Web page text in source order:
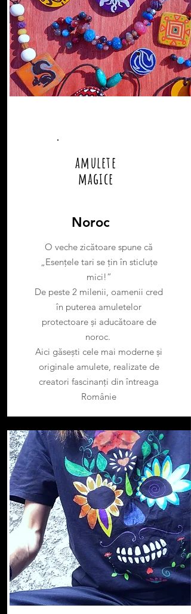
amulete
magice
Noroc
O veche zicătoare spune că
„Esențele tari se țin în sticluțe
mici!”
De peste 2 milenii, oamenii cred
în puterea amuletelor
protectoare și aducătoare de
noroc.
Aici găsești cele mai moderne și
originale amulete, realizate de
creatori fascinanți din întreaga
Românie